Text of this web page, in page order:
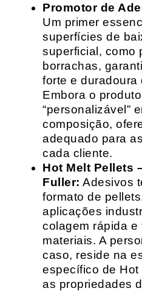
Promotor de
Um primer
superfícies de
superficial, como
borrachas,
forte e duradoura
Embora o
“personalizável”
composição,
adequado para
cada cliente.
Hot Melt Pellets
Fuller: Adesivos
formato de
aplicações
colagem rápida e
materiais. A
caso, reside na
específico de Hot
as propriedades